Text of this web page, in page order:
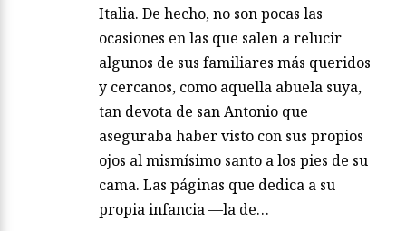
Italia. De hecho, no son pocas las
ocasiones en las que salen a relucir
algunos de sus familiares más queridos
y cercanos, como aquella abuela suya,
tan devota de san Antonio que
aseguraba haber visto con sus propios
ojos al mismísimo santo a los pies de su
cama. Las páginas que dedica a su
propia infancia —la de…